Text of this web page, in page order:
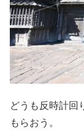
どうも反時計回
もらおう。